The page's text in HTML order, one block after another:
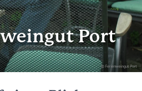
© Ferienweingut Port
Port